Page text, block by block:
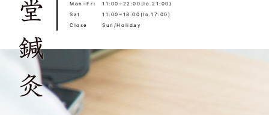
Mon~Fri
11:00~22:00(lo.21:00)
Sat
11:00~18:00(lo.17:00)
Close
Sun/Holiday